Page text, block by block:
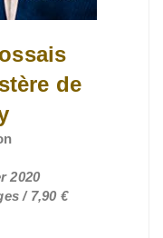
de
2020
/ 7,90 €